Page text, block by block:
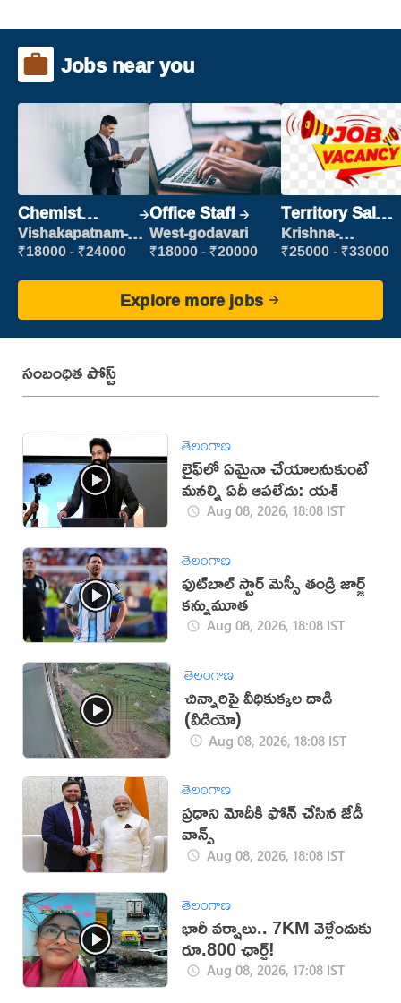
Jobs near you
Chemist
Production
Executive
Vishakapatnam-
new
₹18000 - ₹24000
Office Staff
West-godavari
₹18000 - ₹20000
Territory Sales
Manager
Krishna-
vijayawada
₹25000 - ₹33000
Explore more jobs
సంబంధిత పోస్ట్
తెలంగాణ
లైఫ్‌లో ఏమైనా చేయాలనుకుంటే
మనల్ని ఏదీ ఆపలేదు: యశ్
Aug 08, 2026, 18:08 IST
తెలంగాణ
ఫుట్‌బాల్ స్టార్ మెస్సీ తండ్రి జార్జ్
కన్నుమూత
Aug 08, 2026, 18:08 IST
తెలంగాణ
చిన్నారిపై వీధికుక్కల దాడి
(వీడియో)
Aug 08, 2026, 18:08 IST
తెలంగాణ
ప్రధాని మోదీకి ఫోన్ చేసిన జేడీ
వాన్స్
Aug 08, 2026, 18:08 IST
తెలంగాణ
భారీ వర్షాలు.. 7KM వెళ్లేందుకు
రూ.800 ఛార్జ్!
Aug 08, 2026, 17:08 IST